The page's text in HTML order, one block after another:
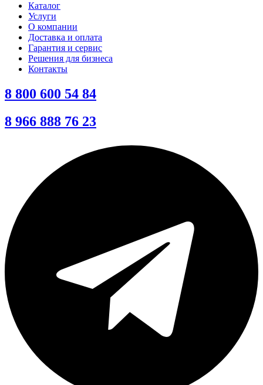
Каталог
Услуги
О компании
Доставка и оплата
Гарантия и сервис
Решения для бизнеса
Контакты
8 800 600 54 84
8 966 888 76 23